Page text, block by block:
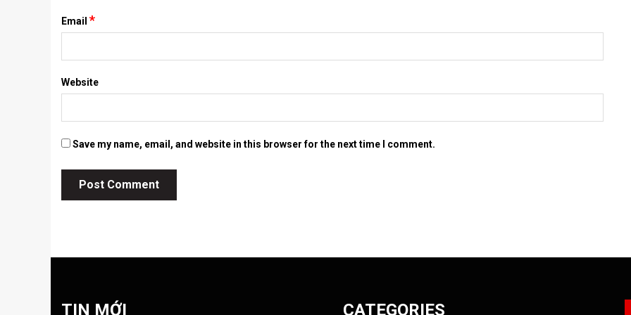
Email *
Website
Save my name, email, and website in this browser for the next time I comment.
TIN MỚI CATEGORIES